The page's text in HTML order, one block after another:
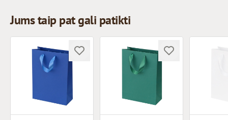
Jums taip pat gali patikti